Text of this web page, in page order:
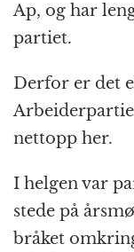
Ap, og har
partiet.
Derfor er det
nettopp her.
I helgen var
stede på
bråket